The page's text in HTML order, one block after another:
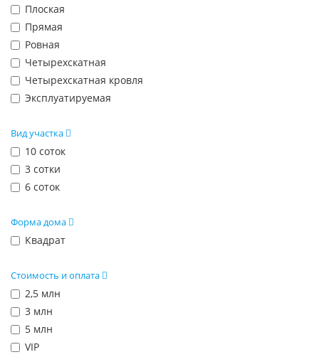
Плоская
Прямая
Ровная
Четырехскатная
Четырехскатная кровля
Эксплуатируемая
Вид участка
10 соток
3 сотки
6 соток
Форма дома
Квадрат
Стоимость и оплата
2,5 млн
3 млн
5 млн
VIP